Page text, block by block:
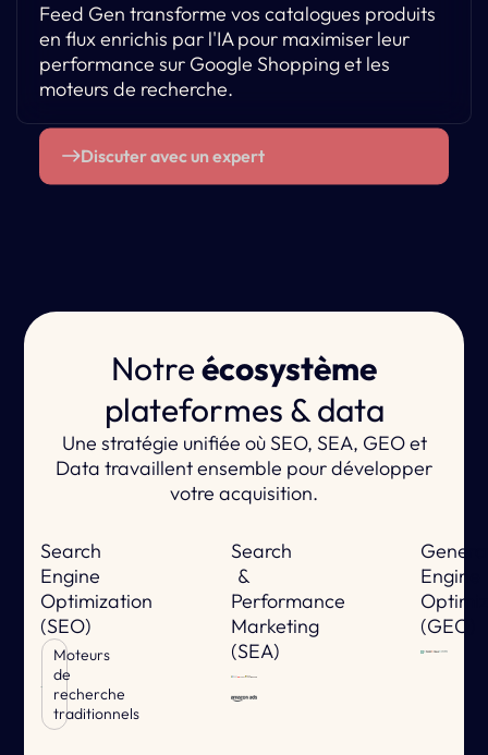
Feed Gen transforme vos catalogues produits
en flux enrichis par l'IA pour maximiser leur
performance sur Google Shopping et les
moteurs de recherche.
Discuter avec un expert
Notreécosystème
plateformes & data
Une stratégie unifiée où SEO, SEA, GEO et
Data travaillent ensemble pour développer
votre acquisition.
Search
Engine
Optimization
(SEO)
Moteurs
de
recherche
traditionnels
Search
&
Performance
Marketing
(SEA)
Engine
(GEO)